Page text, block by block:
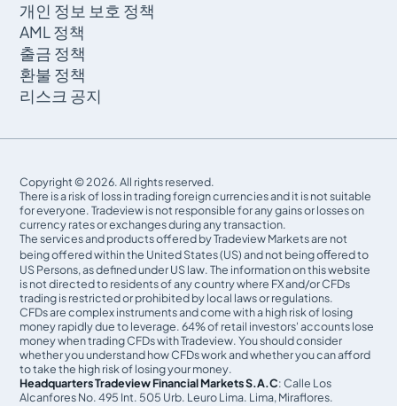
개인 정보 보호 정책
AML 정책
출금 정책
환불 정책
리스크 공지
Copyright © 2026. All rights reserved.
There is a risk of loss in trading foreign currencies and it is not suitable
for everyone. Tradeview is not responsible for any gains or losses on
currency rates or exchanges during any transaction.
The services and products offered by Tradeview Markets are not
being offered within the United States (US) and not being oﬀered to
US Persons, as defined under US law. The information on this website
is not directed to residents of any country where FX and/or CFDs
trading is restricted or prohibited by local laws or regulations.
CFDs are complex instruments and come with a high risk of losing
money rapidly due to leverage. 64% of retail investors' accounts lose
money when trading CFDs with Tradeview. You should consider
whether you understand how CFDs work and whether you can afford
to take the high risk of losing your money.
Headquarters Tradeview Financial Markets S.A.C: Calle Los
Alcanfores No. 495 Int. 505 Urb. Leuro Lima. Lima, Miraflores.